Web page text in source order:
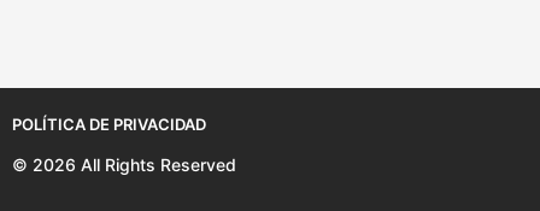
POLÍTICA DE PRIVACIDAD
© 2026 All Rights Reserved